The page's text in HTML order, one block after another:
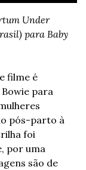
Under
para Baby
filme é
para
pós-parto à
foi
por uma
são de